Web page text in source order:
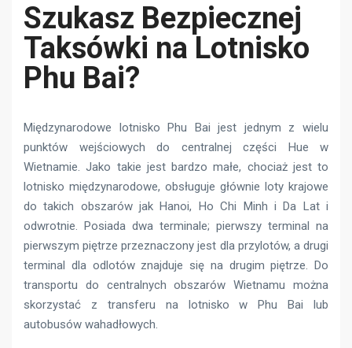
Szukasz Bezpiecznej
Taksówki na Lotnisko
Phu Bai?
Międzynarodowe lotnisko Phu Bai jest jednym z wielu
punktów wejściowych do centralnej części Hue w
Wietnamie. Jako takie jest bardzo małe, chociaż jest to
lotnisko międzynarodowe, obsługuje głównie loty krajowe
do takich obszarów jak Hanoi, Ho Chi Minh i Da Lat i
odwrotnie. Posiada dwa terminale; pierwszy terminal na
pierwszym piętrze przeznaczony jest dla przylotów, a drugi
terminal dla odlotów znajduje się na drugim piętrze. Do
transportu do centralnych obszarów Wietnamu można
skorzystać z transferu na lotnisko w Phu Bai lub
autobusów wahadłowych.